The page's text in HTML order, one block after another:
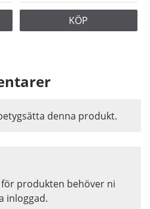
KÖP
produkten behöver ni
inloggad.
denna produkt.